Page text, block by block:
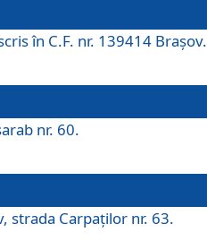
în C.F. nr. 139414 Brașov.
nr. 60.
strada Carpaților nr. 63.